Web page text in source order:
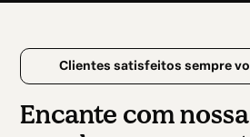
Clientes satisfeitos sempre
Encante com